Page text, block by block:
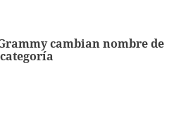
cambian nombre de